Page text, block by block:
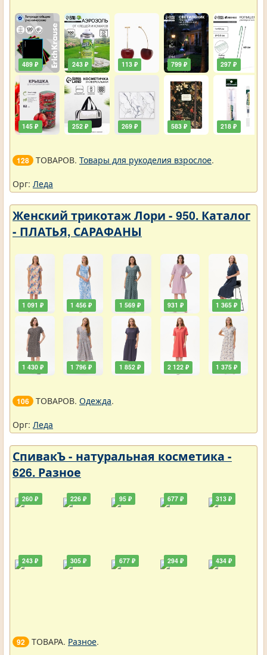
489 ₽
145 ₽
243 ₽
252 ₽
113 ₽
269 ₽
799 ₽
583 ₽
297 ₽
218 ₽
128 ТОВАРОВ. Товары для рукоделия взрослое.
Орг: Леда
Женский трикотаж Лори - 950. Каталог
- ПЛАТЬЯ, САРАФАНЫ
1 091 ₽
1 430 ₽
1 456 ₽
1 796 ₽
1 569 ₽
1 852 ₽
931 ₽
2 122 ₽
1 365 ₽
1 375 ₽
106 ТОВАРОВ. Одежда.
Орг: Леда
СпивакЪ - натуральная косметика -
626. Разное
260 ₽
243 ₽
226 ₽
305 ₽
95 ₽
677 ₽
677 ₽
294 ₽
313 ₽
434 ₽
92 ТОВАРА. Разное.